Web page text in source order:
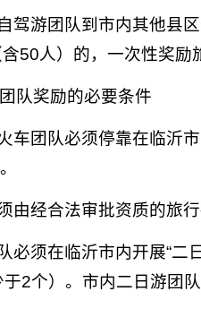
驾游团队到市内其他县
50人）的，一次性奖励
队奖励的必要条件
车团队必须停靠在临沂
由经合法审批资质的旅
必须在临沂市内开展“二
于2个）。市内二日游团